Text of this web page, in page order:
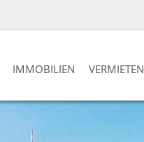
IMMOBILIEN VERMIETEN